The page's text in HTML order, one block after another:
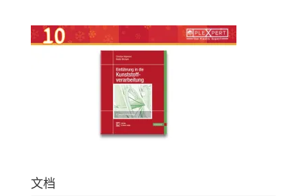
文档